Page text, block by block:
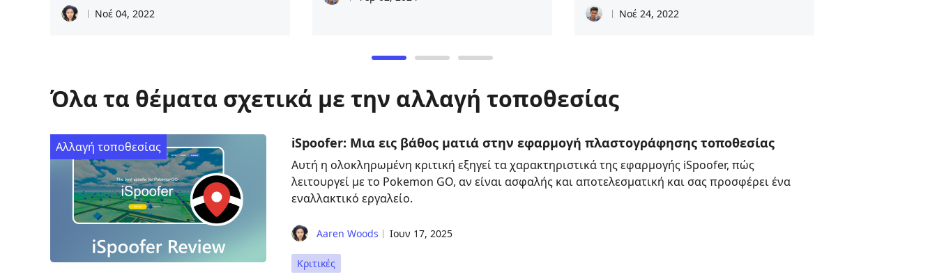
Νοέ 04, 2022 Νοέ 24, 2022
Όλα τα θέματα σχετικά με την αλλαγή τοποθεσίας
Αλλαγή τοποθεσίας iSpoofer: Μια εις βάθος ματιά στην εφαρμογή πλαστογράφησης τοποθεσίας
Αυτή η ολοκληρωμένη κριτική εξηγεί τα χαρακτηριστικά της εφαρμογής iSpoofer, πώς
λειτουργεί με το Pokemon GO, αν είναι ασφαλής και αποτελεσματική και σας προσφέρει ένα
εναλλακτικό εργαλείο.
Aaren Woods Ιουν 17, 2025
Κριτικές